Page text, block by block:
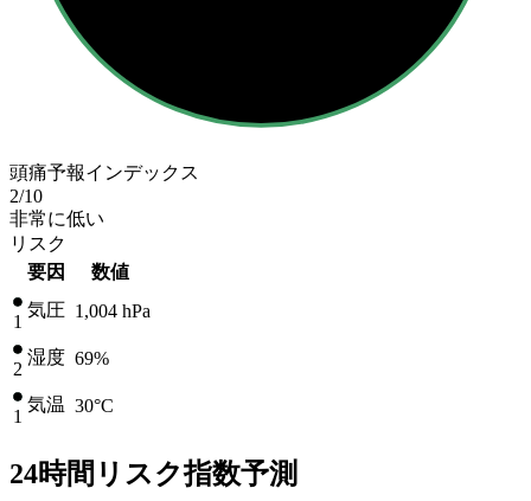
頭痛予報インデックス
2/10
非常に低い
リスク
要因
数値
1
気圧 1,004 hPa
2
湿度 69%
1
気温 30°C
24時間リスク指数予測